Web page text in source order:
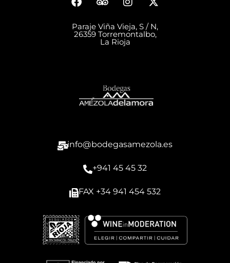
Paraje Viña Vieja, S / N,
26359 Torremontalbo,
La Rioja
info@bodegasamezola.es
+941 45 45 32
FAX +34 941 454 532